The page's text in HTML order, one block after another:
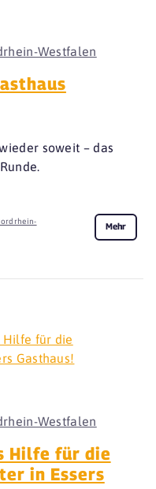
Westfalen
soweit – das
Mehr
Westfalen
Hilfe für die
in Essers